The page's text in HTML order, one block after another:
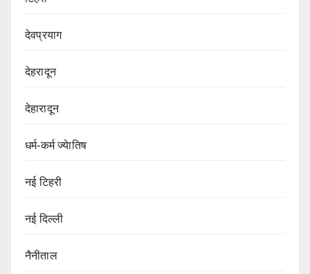
देवप्रयाग
देहरादून
देहारादून
धर्म-कर्म ज्येातिष
नई टिहरी
नई दिल्ली
नैनीताल